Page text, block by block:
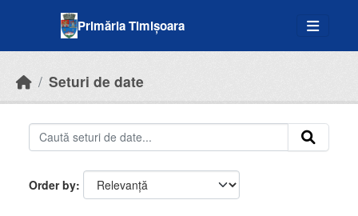
Primăria Timișoara
Seturi de date
Order by